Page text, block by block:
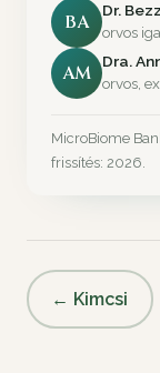
BA
Dr.
orvos
AM
Dra.
orvos,
MicroBiome
frissítés: 2026.
← Kimcsi